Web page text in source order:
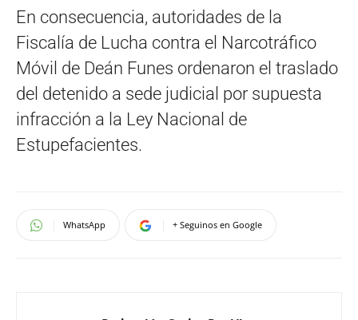
En consecuencia, autoridades de la
Fiscalía de Lucha contra el Narcotráfico
Móvil de Deán Funes ordenaron el traslado
del detenido a sede judicial por supuesta
infracción a la Ley Nacional de
Estupefacientes.
WhatsApp + Seguinos en Google